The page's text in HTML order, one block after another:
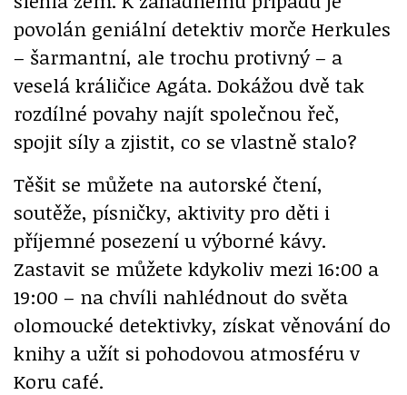
povolán geniální detektiv morče Herkules
– šarmantní, ale trochu protivný – a
veselá králičice Agáta. Dokážou dvě tak
rozdílné povahy najít společnou řeč,
spojit síly a zjistit, co se vlastně stalo?
Těšit se můžete na autorské čtení,
soutěže, písničky, aktivity pro děti i
příjemné posezení u výborné kávy.
Zastavit se můžete kdykoliv mezi 16:00 a
19:00 – na chvíli nahlédnout do světa
olomoucké detektivky, získat věnování do
knihy a užít si pohodovou atmosféru v
Koru café.